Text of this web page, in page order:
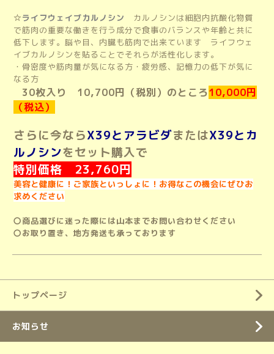
☆ライフウェイブカルノシン
カルノシンは細胞内抗酸化物質
で筋肉の重要な働きを行う成分で食事のバランスや年齢と共に
低下します。脳や目、内臓も筋肉で出来ています ライフウェ
イブカルノシンを貼ることでそれらが活性化します。
・骨密度や筋肉量が気になる方・疲労感、記憶力の低下が気に
なる方
30枚入り 10,700円（税別）のところ10,000円
（税込）
さらに今ならX39とアラビダまたはX39とカ
ルノシンをセット購入で
特別価格 23,760円
美容と健康に！ご家族といっしょに！お得なこの機会にぜひお
求めください
〇商品選びに迷った際には山本までお問い合わせください
〇お取り置き、地方発送も承っております
トップページ
お知らせ